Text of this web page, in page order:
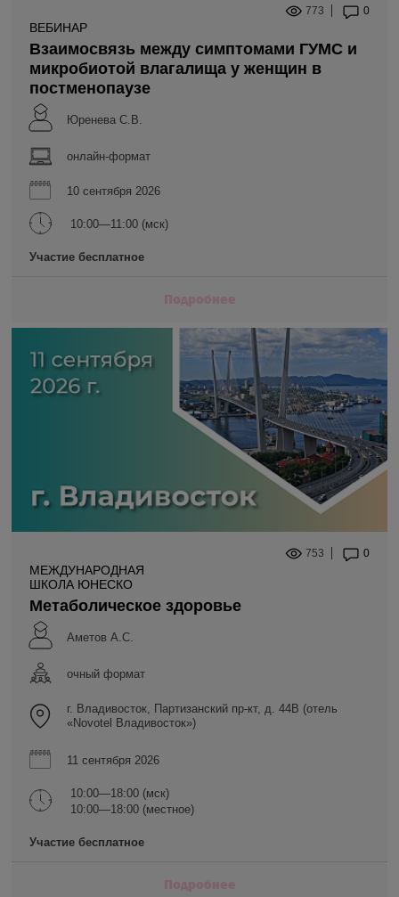
773 0
ВЕБИНАР
Взаимосвязь между симптомами ГУМС и
микробиотой влагалища у женщин в
постменопаузе
Юренева С.В.
онлайн-формат
10 сентября 2026
10:00—11:00 (мск)
Участие бесплатное
Подробнее
753 0
МЕЖДУНАРОДНАЯ
ШКОЛА ЮНЕСКО
Метаболическое здоровье
Аметов А.С.
очный формат
г. Владивосток, Партизанский пр-кт, д. 44В (отель
«Novotel Владивосток»)
11 сентября 2026
10:00—18:00 (мск)
10:00—18:00 (местное)
Участие бесплатное
Подробнее